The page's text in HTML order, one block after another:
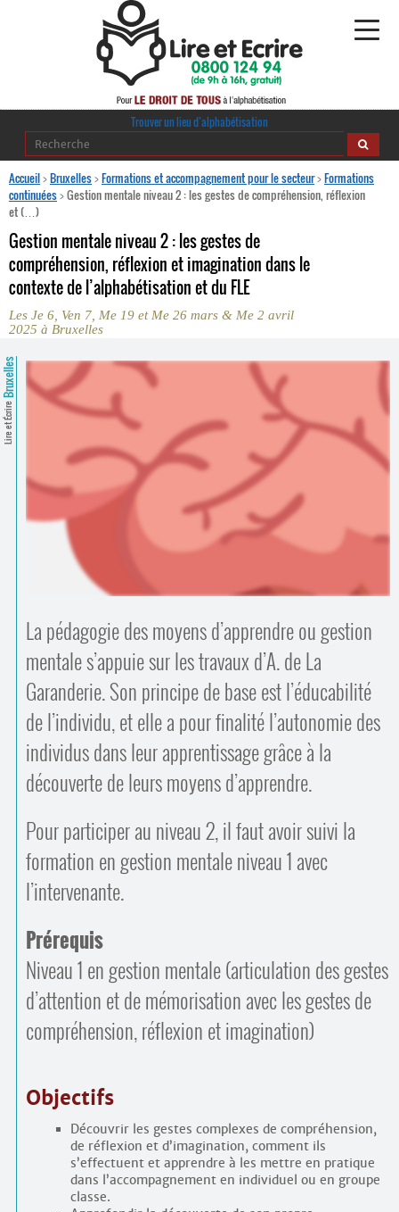
Alphabétisation
·
journaldelalpha.be
Ressources pédagogiques
Comprendre et parler
Bienvenue en Belgique
Contacts
Trouver un lieu d’alphabétisation
Trouver un lieu d’alphabétisation
Accueil>Bruxelles>Formations et accompagnement pour le secteur>Formations
continuées>Gestion mentale niveau 2 : les gestes de compréhension, réflexion
et (…)
Gestion mentale niveau 2 : les gestes de
compréhension, réflexion et imagination dans le
contexte de l’alphabétisation et du FLE
Les Je 6, Ven 7, Me 19 et Me 26 mars & Me 2 avril
2025 à Bruxelles
Lire et Écrire
Bruxelles
La pédagogie des moyens d’apprendre ou gestion
mentale s’appuie sur les travaux d’A. de La
Garanderie. Son principe de base est l’éducabilité
de l’individu, et elle a pour finalité l’autonomie des
individus dans leur apprentissage grâce à la
découverte de leurs moyens d’apprendre.
Pour participer au niveau 2, il faut avoir suivi la
formation en gestion mentale niveau 1 avec
l’intervenante.
Prérequis
Niveau 1 en gestion mentale (articulation des gestes
d’attention et de mémorisation avec les gestes de
compréhension, réflexion et imagination)
Objectifs
Découvrir les gestes complexes de compréhension,
de réflexion et d’imagination, comment ils
s’effectuent et apprendre à les mettre en pratique
dans l’accompagnement en individuel ou en groupe
classe.